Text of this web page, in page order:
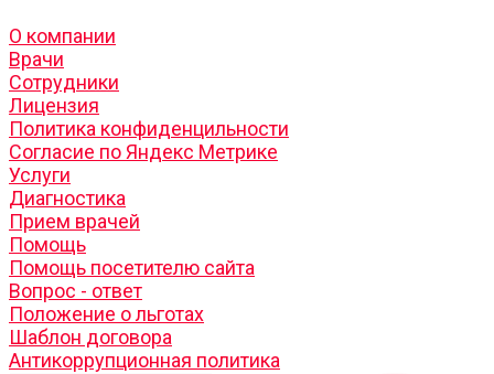
О компании
Врачи
Сотрудники
Лицензия
Политика конфиденцильности
Согласие по Яндекс Метрике
Услуги
Диагностика
Прием врачей
Помощь
Помощь посетителю сайта
Вопрос - ответ
Положение о льготах
Шаблон договора
Антикоррупционная политика